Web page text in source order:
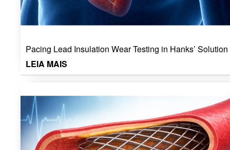
Pacing Lead Insulation Wear Testing in Hanks’ Solution
LEIA MAIS